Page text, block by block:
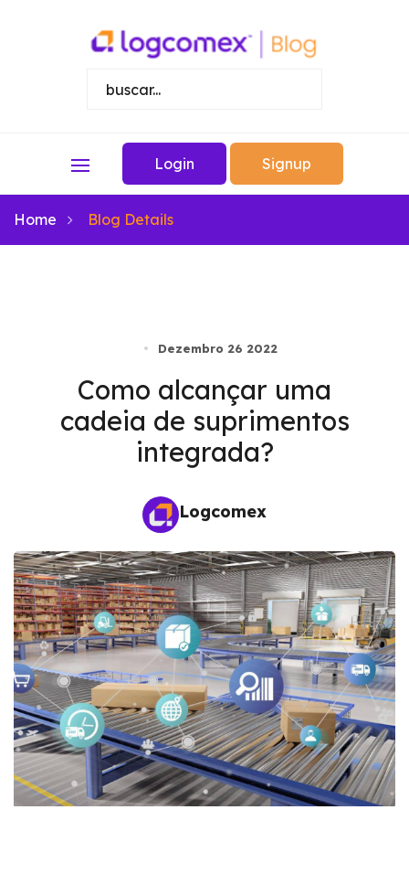
Login Signup
Home Blog Details
Dezembro 26 2022
Como alcançar uma
cadeia de suprimentos
integrada?
Logcomex